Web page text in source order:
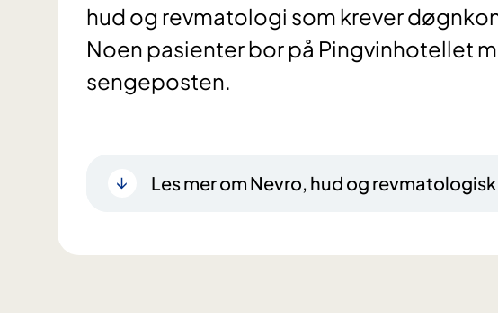
hud og revmatologi som krever
Noen pasienter bor på Pingvinhotellet
Les mer om Nevro, hud og